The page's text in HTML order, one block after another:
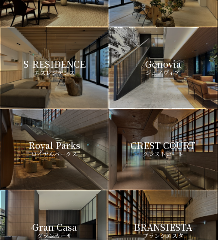
S-RESIDENCE
エスレジデンス
Genovia
ジェノヴィア
Royal Parks
ロイヤルパークス
CREST COURT
クレストコート
Gran Casa
グランカーサ
BRANSIESTA
ブランシエスタ